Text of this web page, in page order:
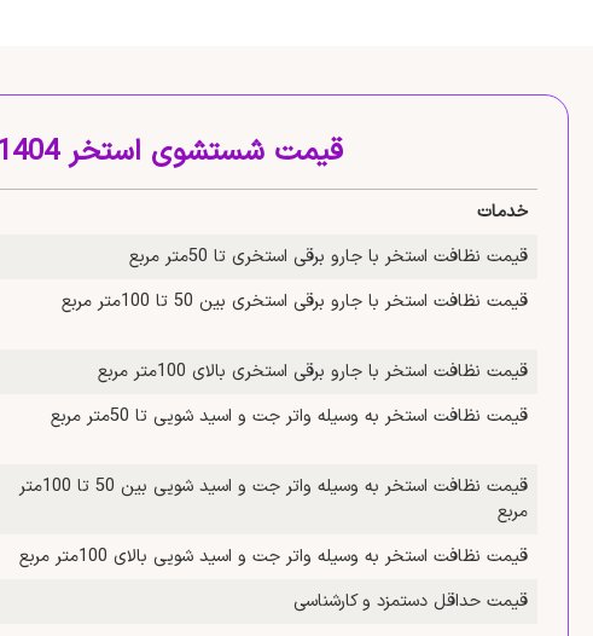
قیمت شستشوی استخر 1404
خدمات
قیمت نظافت استخر با جارو برقی استخری تا 50متر مربع
قیمت نظافت استخر با جارو برقی استخری بین 50 تا 100متر مربع
قیمت نظافت استخر با جارو برقی استخری بالای 100متر مربع
قیمت نظافت استخر به وسیله واتر جت و اسید شویی تا 50متر مربع
قیمت نظافت استخر به وسیله واتر جت و اسید شویی بین 50 تا 100متر
مربع
قیمت نظافت استخر به وسیله واتر جت و اسید شویی بالای 100متر مربع
قیمت حداقل دستمزد و کارشناسی